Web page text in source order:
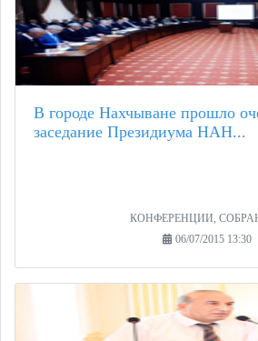
В городе Нахчыване прошло
заседание Президиума НАН...
КОНФЕРЕНЦИИ,
06/07/2015 13:30